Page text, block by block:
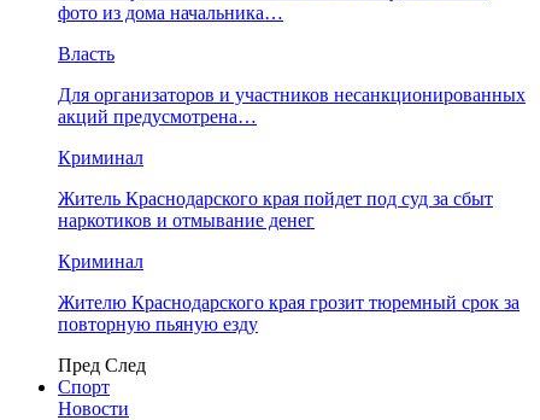
фото из дома начальника…
Власть
Для организаторов и участников несанкционированных
акций предусмотрена…
Криминал
Житель Краснодарского края пойдет под суд за сбыт
наркотиков и отмывание денег
Криминал
Жителю Краснодарского края грозит тюремный срок за
повторную пьяную езду
Пред След
Спорт
Новости